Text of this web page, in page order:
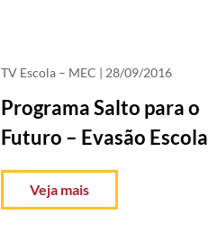
TV Escola – MEC | 28/09/2016
Programa Salto para o
Futuro – Evasão
Veja mais